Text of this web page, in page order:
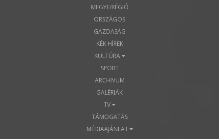
MEGYE/RÉGIÓ
ORSZÁGOS
GAZDASÁG
KÉK HÍREK
KULTÚRA
SPORT
ARCHIVUM
GALÉRIÁK
TV
TÁMOGATÁS
MÉDIAAJÁNLAT